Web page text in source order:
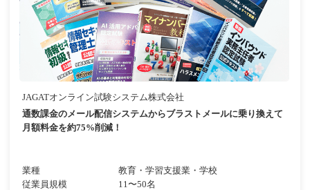
JAGATオンライン試験システム株式会社
通数課金のメール配信システムからブラストメールに乗り換えて
月額料金を約75%削減！
業種
教育・学習支援業・学校
従業員規模
11〜50名